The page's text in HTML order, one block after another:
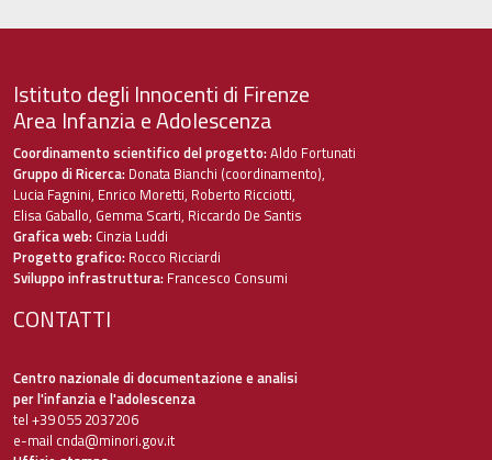
Istituto degli Innocenti di Firenze
Area Infanzia e Adolescenza
Coordinamento scientifico del progetto:Aldo Fortunati
Gruppo di Ricerca: Donata Bianchi (coordinamento),
Lucia Fagnini, Enrico Moretti, Roberto Ricciotti,
Elisa Gaballo, Gemma Scarti, Riccardo De Santis
Grafica web: Cinzia Luddi
Progetto grafico: Rocco Ricciardi
Sviluppo infrastruttura: Francesco Consumi
CONTATTI
Centro nazionale di documentazione e analisi
per l'infanzia e l'adolescenza
tel +39 055 2037206
e-mail cnda@minori.gov.it